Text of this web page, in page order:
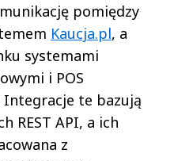
pomiędzy
Kaucja.pl, a
systemami
i POS
Integracje te bazują
REST API, a ich
z